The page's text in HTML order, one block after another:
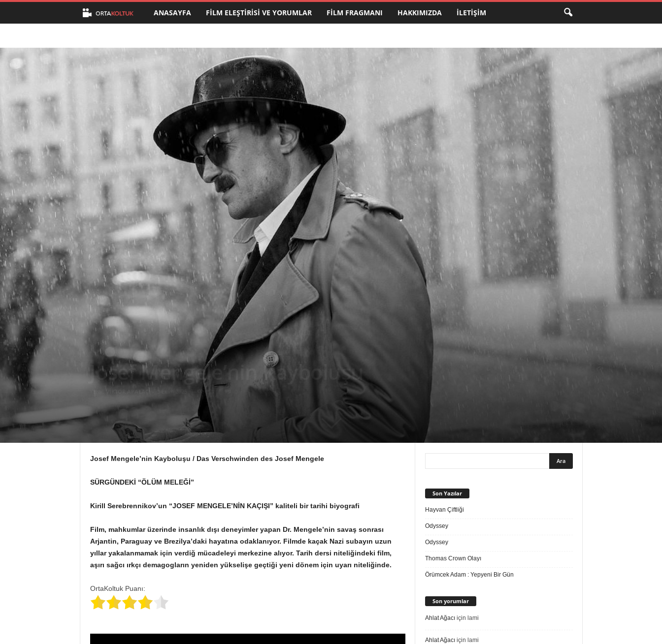
ANASAYFA FILM ELEŞTIRISI VE YORUMLAR FILM FRAGMANI HAKKIMIZDA İLETIŞIM
Josef Mengele’nin Kayboluşu
VİKTOR APALAÇİ 221
Josef Mengele’nin Kayboluşu / Das Verschwinden des Josef Mengele
SÜRGÜNDEKİ “ÖLÜM MELEĞİ”
Kirill Serebrennikov’un “JOSEF MENGELE’NİN KAÇIŞI” kaliteli bir tarihi biyografi
Film, mahkumlar üzerinde insanlık dışı deneyimler yapan Dr. Mengele’nin savaş sonrası
Arjantin, Paraguay ve Brezilya’daki hayatına odaklanıyor. Filmde kaçak Nazi subayın uzun
yıllar yakalanmamak için verdiğ mücadeleyi merkezine alıyor. Tarih dersi niteliğindeki film,
aşırı sağcı ırkçı demagogların yeniden yükselişe geçtiği yeni dönem için uyarı niteliğinde.
OrtaKoltuk Puanı:
Son Yazılar
Hayvan Çiftliği
Odyssey
Odyssey
Thomas Crown Olayı
Örümcek Adam : Yepyeni Bir Gün
Son yorumlar
Ahlat Ağacıiçin lami
Ahlat Ağacıiçin lami